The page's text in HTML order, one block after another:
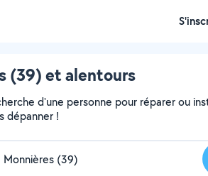
(39) et alentours
d'une personne pour réparer ou
dépanner !